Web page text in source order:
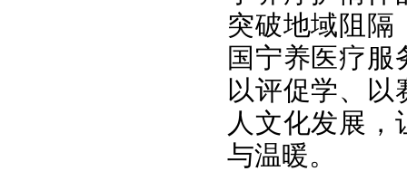
突破地域阻隔
国宁养医疗服
以评促学、
人文化发展
与温暖。